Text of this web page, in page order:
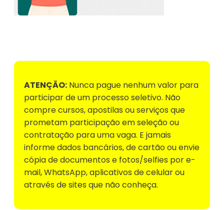
ATENÇÃO: Nunca pague nenhum valor para
participar de um processo seletivo. Não
compre cursos, apostilas ou serviços que
prometam participação em seleção ou
contratação para uma vaga. E jamais
informe dados bancários, de cartão ou envie
cópia de documentos e fotos/selfies por e-
mail, WhatsApp, aplicativos de celular ou
através de sites que não conheça.